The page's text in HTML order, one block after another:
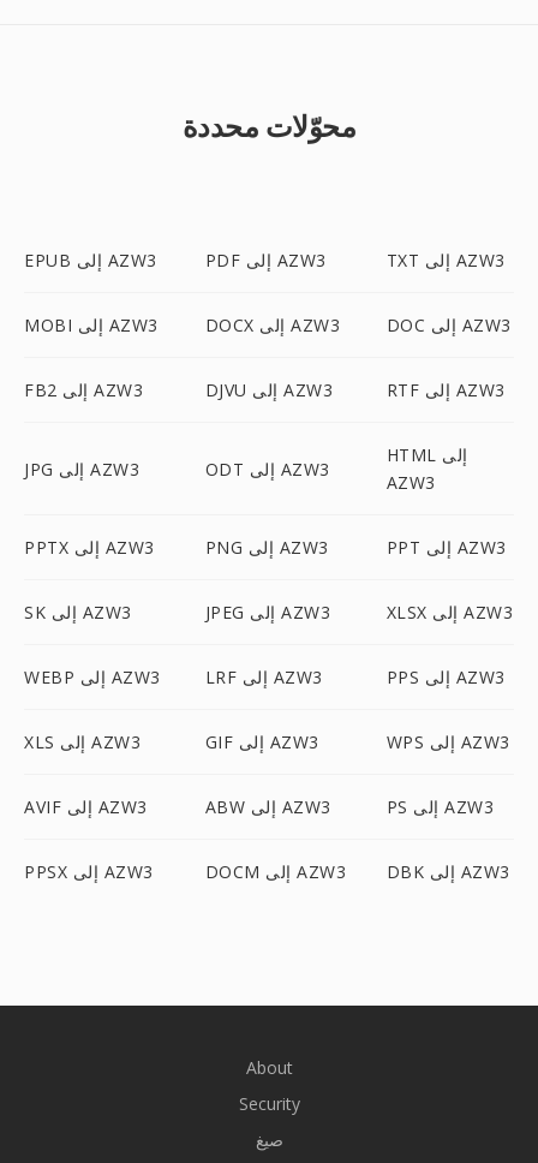
محوّلات محددة
EPUB إلى AZW3 PDF إلى AZW3 TXT إلى AZW3
MOBI إلى AZW3 DOCX إلى AZW3 DOC إلى AZW3
FB2 إلى AZW3 DJVU إلى AZW3 RTF إلى AZW3
JPG إلى AZW3 ODT إلى AZW3
HTML إلى
AZW3
PPTX إلى AZW3 PNG إلى AZW3 PPT إلى AZW3
SK إلى AZW3 JPEG إلى AZW3 XLSX إلى AZW3
WEBP إلى AZW3 LRF إلى AZW3 PPS إلى AZW3
XLS إلى AZW3 GIF إلى AZW3 WPS إلى AZW3
AVIF إلى AZW3 ABW إلى AZW3 PS إلى AZW3
PPSX إلى AZW3 DOCM إلى AZW3 DBK إلى AZW3
About
Security
صيغ